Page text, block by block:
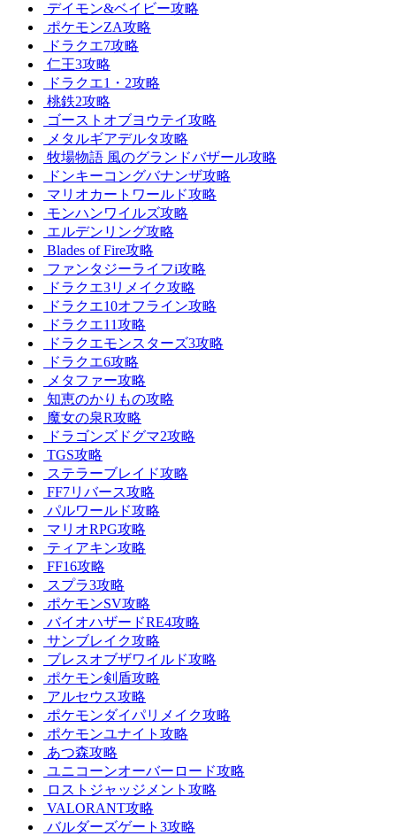
デイモン&ベイビー攻略
ポケモンZA攻略
ドラクエ7攻略
仁王3攻略
ドラクエ1・2攻略
桃鉄2攻略
ゴーストオブヨウテイ攻略
メタルギアデルタ攻略
牧場物語 風のグランドバザール攻略
ドンキーコングバナンザ攻略
マリオカートワールド攻略
モンハンワイルズ攻略
エルデンリング攻略
Blades of Fire攻略
ファンタジーライフi攻略
ドラクエ3リメイク攻略
ドラクエ10オフライン攻略
ドラクエ11攻略
ドラクエモンスターズ3攻略
ドラクエ6攻略
メタファー攻略
知恵のかりもの攻略
魔女の泉R攻略
ドラゴンズドグマ2攻略
TGS攻略
ステラーブレイド攻略
FF7リバース攻略
パルワールド攻略
マリオRPG攻略
ティアキン攻略
FF16攻略
スプラ3攻略
ポケモンSV攻略
バイオハザードRE4攻略
サンブレイク攻略
ブレスオブザワイルド攻略
ポケモン剣盾攻略
アルセウス攻略
ポケモンダイパリメイク攻略
ポケモンユナイト攻略
あつ森攻略
ユニコーンオーバーロード攻略
ロストジャッジメント攻略
VALORANT攻略
バルダーズゲート3攻略